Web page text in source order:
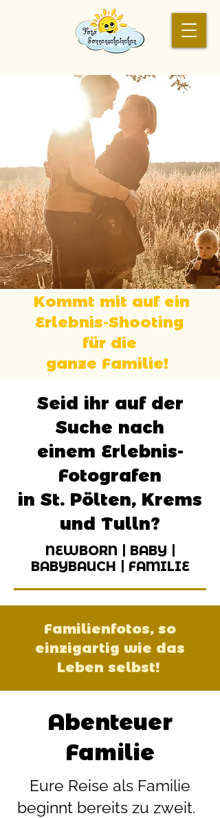
Kommt mit auf ein
Erlebnis-Shooting
für die
ganze Familie!
Seid ihr auf der
Suche nach
einem Erlebnis-
Fotografen
in St. Pölten, Krems
und Tulln?
NEWBORN | BABY |
BABYBAUCH | FAMILIE
Familienfotos, so
einzigartig wie das
Leben selbst!
Abenteuer
Familie
Eure Reise als Familie
beginnt bereits zu zweit.